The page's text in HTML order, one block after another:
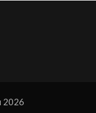
2026